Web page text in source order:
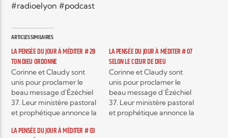
#radioelyon #podcast
ARTICLES SIMILAIRES
LA PENSÉE DU JOUR À MÉDITER # 28
TON DIEU ORDONNE
Corinne et Claudy sont
unis pour proclamer le
beau message d'Ézéchiel
37. Leur ministère pastoral
et prophétique annonce la
du peuple de Dieu, le
LA PENSÉE DU JOUR À MÉDITER # 07
SELON LE CŒUR DE DIEU
Corinne et Claudy sont
unis pour proclamer le
beau message d’Ézéchiel
37. Leur ministère pastoral
et prophétique annonce la
LA PENSÉE DU JOUR À MÉDITER # 03